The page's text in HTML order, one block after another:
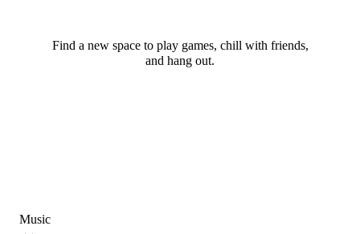
Find a new space to play games, chill with friends,
and hang out.
Music